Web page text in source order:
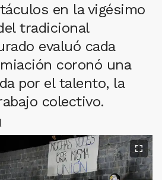
en la vigésimo
tradicional
evaluó cada
coronó una
por el talento, la
colectivo.